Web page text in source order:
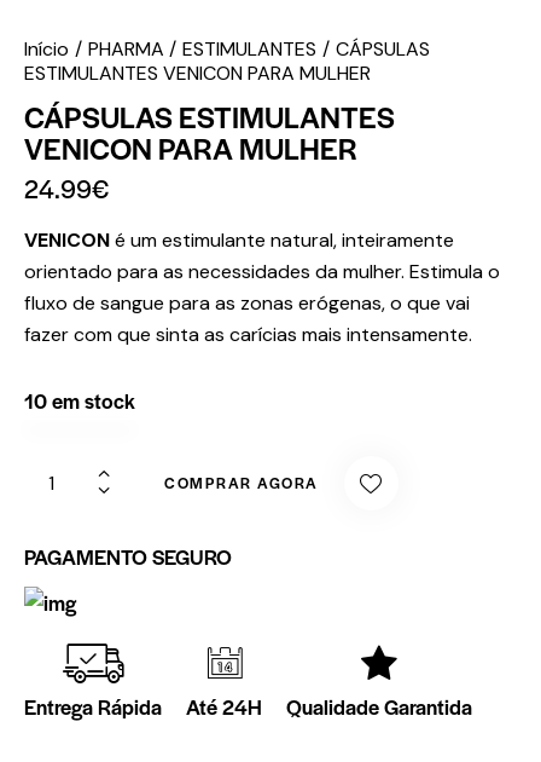
Início PHARMA ESTIMULANTES
CÁPSULAS
ESTIMULANTES VENICON PARA MULHER
CÁPSULAS ESTIMULANTES
VENICON PARA MULHER
24.99€
VENICONé um estimulante natural, inteiramente
orientado para as necessidades da mulher. Estimula o
fluxo de sangue para as zonas erógenas, o que vai
fazer com que sinta as carícias mais intensamente.
10 em stock
COMPRAR AGORA
PAGAMENTO SEGURO
Entrega Rápida Até 24H Qualidade Garantida